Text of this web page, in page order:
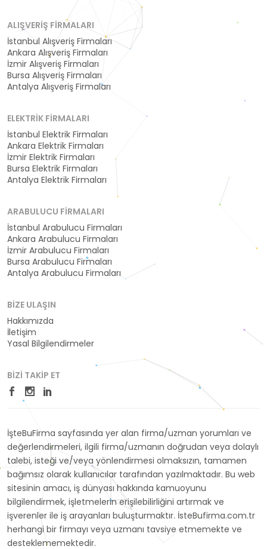
ALIŞVERIŞ FIRMALARI
İstanbul Alışveriş Firmaları
Ankara Alışveriş Firmaları
İzmir Alışveriş Firmaları
Bursa Alışveriş Firmaları
Antalya Alışveriş Firmaları
ELEKTRIK FIRMALARI
İstanbul Elektrik Firmaları
Ankara Elektrik Firmaları
İzmir Elektrik Firmaları
Bursa Elektrik Firmaları
Antalya Elektrik Firmaları
ARABULUCU FIRMALARI
İstanbul Arabulucu Firmaları
Ankara Arabulucu Firmaları
İzmir Arabulucu Firmaları
Bursa Arabulucu Firmaları
Antalya Arabulucu Firmaları
BIZE ULAŞIN
Hakkımızda
İletişim
Yasal Bilgilendirmeler
BIZI TAKIP ET
İşteBuFirma sayfasında yer alan firma/uzman yorumları ve
değerlendirmeleri, ilgili firma/uzmanın doğrudan veya dolaylı
talebi, isteği ve/veya yönlendirmesi olmaksızın, tamamen
bağımsız olarak kullanıcılar tarafından yazılmaktadır. Bu web
sitesinin amacı, iş dünyası hakkında kamuoyunu
bilgilendirmek, işletmelerin erişilebilirliğini artırmak ve
işverenler ile iş arayanları buluşturmaktır. İsteBufirma.com.tr
herhangi bir firmayı veya uzmanı tavsiye etmemekte ve
desteklememektedir.